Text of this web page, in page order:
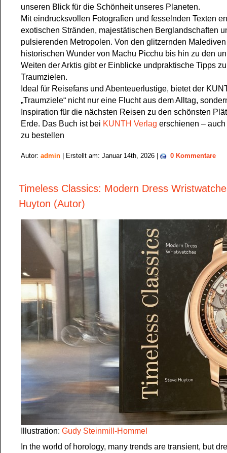
unseren Blick für die Schönheit unseres Planeten.
Mit eindrucksvollen Fotografien und fesselnden Texten
exotischen Stränden, majestätischen Berglandschaften
pulsierenden Metropolen. Von den glitzernden
historischen Wunder von Machu Picchu bis hin zu den
Weiten der Arktis gibt er Einblicke undpraktische Tipps
Traumzielen.
Ideal für Reisefans und Abenteuerlustige, bietet der
„Traumziele“ nicht nur eine Flucht aus dem Alltag,
Inspiration für die nächsten Reisen zu den schönsten
Erde. Das Buch ist bei KUNTH Verlag erschienen –
zu bestellen
Autor: admin | Erstellt am: Januar 14th, 2026 | 0 Kommentare
Timeless Classics: Modern Dress
Huyton (Autor)
Illustration: Gudy Steinmill-Hommel
In the world of horology, many trends are transient, but